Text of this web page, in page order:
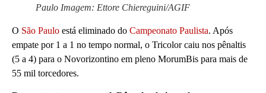
Paulo Imagem: Ettore Chiereguini/AGIF
O São Paulo está eliminado do Campeonato Paulista. Após
empate por 1 a 1 no tempo normal, o Tricolor caiu nos pênaltis
(5 a 4) para o Novorizontino em pleno MorumBis para mais de
55 mil torcedores.